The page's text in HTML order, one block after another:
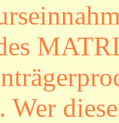
Wer